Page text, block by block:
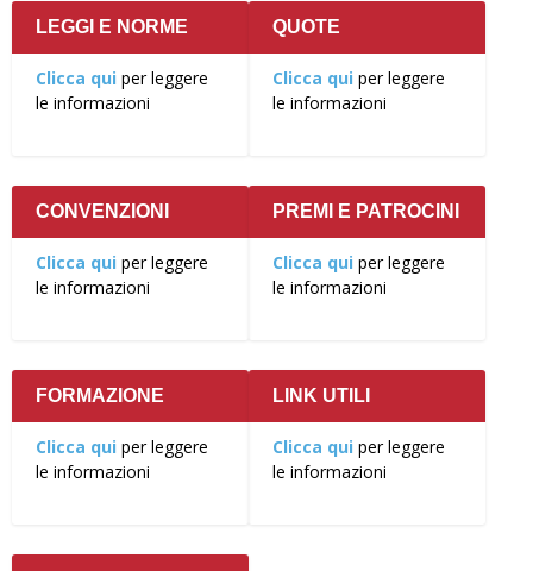
LEGGI E NORME
Clicca qui per leggere
le informazioni
QUOTE
Clicca qui per leggere
le informazioni
CONVENZIONI
Clicca qui per leggere
le informazioni
PREMI E PATROCINI
Clicca qui per leggere
le informazioni
FORMAZIONE
Clicca qui per leggere
le informazioni
LINK UTILI
Clicca qui per leggere
le informazioni